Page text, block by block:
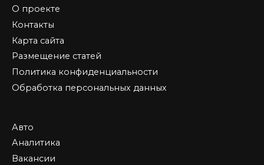
О проекте
Контакты
Карта сайта
Размещение статей
Политика конфиденциальности
Обработка персональных данных
Авто
Аналитика
Вакансии